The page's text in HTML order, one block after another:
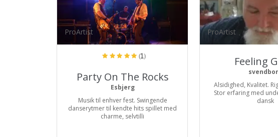
ProArtist
(1)
Party On The Rocks
Esbjerg
Musik til enhver fest. Swingende
danserytmer til kendte hits spillet med
charme, selvtilli
ProArtist
Feeling
Alsidighed, Kvalitet.
Stor erfaring med
dansk